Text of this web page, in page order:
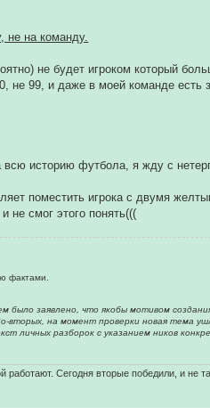
не на команду.
не будет игроком который
99, и даже в моей команде есть
всю историю футбола, я жду с
поместить игрока с двумя
не смог этого понять(((
фактами.
заявлено, что якобы мотивом
вторых, на момент проверки новая тема
личных разборок с указанием ников
Сегодня вторые победили, и не